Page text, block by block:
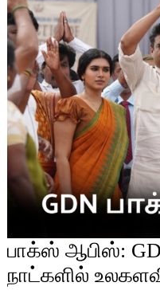
பாக்ஸ் ஆபிஸ்:
நாட்களில்